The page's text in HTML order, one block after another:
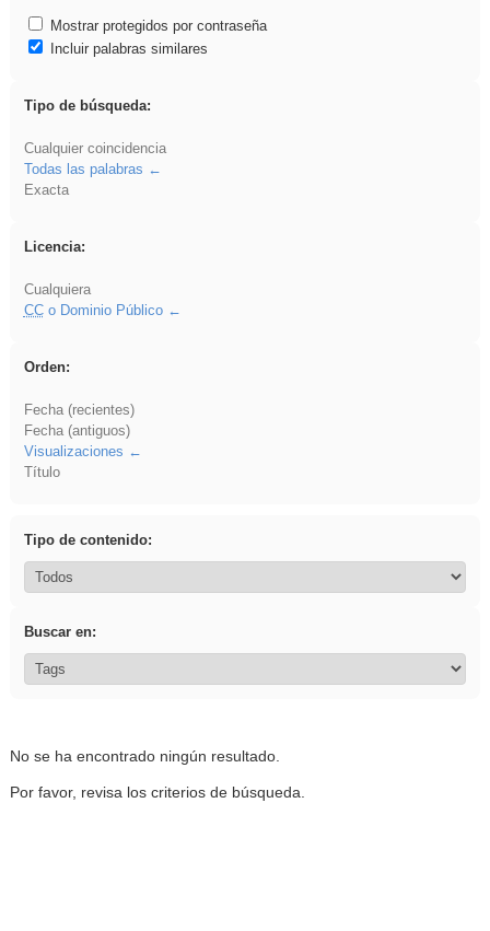
Mostrar protegidos por contraseña
Incluir palabras similares
Tipo de búsqueda:
Cualquier coincidencia
Todas las palabras
Exacta
Licencia:
Cualquiera
CCo Dominio Público
Orden:
Fecha (recientes)
Fecha (antiguos)
Visualizaciones
Título
Tipo de contenido:
Buscar en:
No se ha encontrado ningún resultado.
Por favor, revisa los criterios de búsqueda.